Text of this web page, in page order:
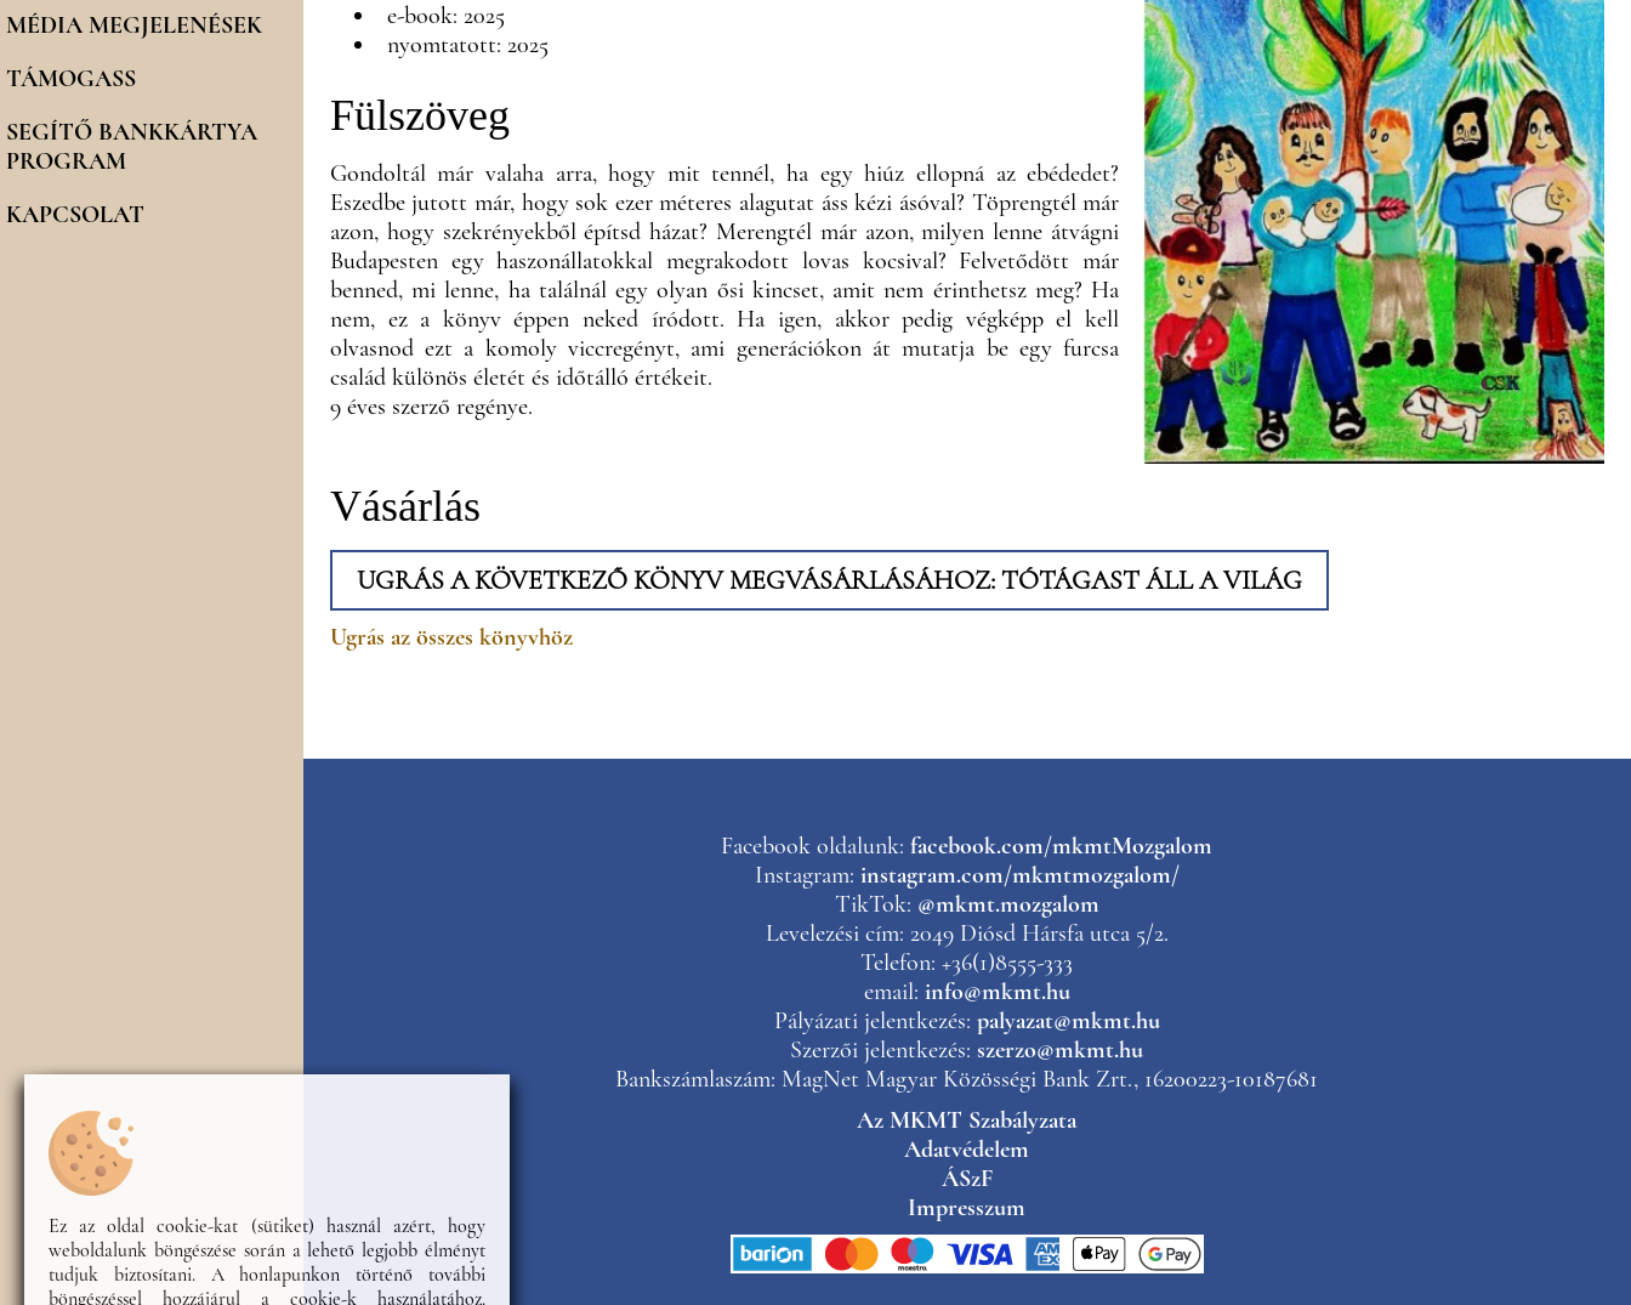
Ez az oldal cookie-kat (sütiket) használ azért, hogy
weboldalunk böngészése során a lehető legjobb élményt
tudjuk biztosítani. A honlapunkon történő további
böngészéssel hozzájárul a cookie-k használatához.
MÉDIA MEGJELENÉSEK
TÁMOGASS
SEGÍTŐ BANKKÁRTYA
PROGRAM
KAPCSOLAT
e-book: 2025
nyomtatott: 2025
Fülszöveg
Gondoltál már valaha arra, hogy mit tennél, ha egy hiúz ellopná az ebédedet?
Eszedbe jutott már, hogy sok ezer méteres alagutat áss kézi ásóval? Töprengtél már
azon, hogy szekrényekből építsd házat? Merengtél már azon, milyen lenne átvágni
Budapesten egy haszonállatokkal megrakodott lovas kocsival? Felvetődött már
benned, mi lenne, ha találnál egy olyan ősi kincset, amit nem érinthetsz meg? Ha
nem, ez a könyv éppen neked íródott. Ha igen, akkor pedig végképp el kell
olvasnod ezt a komoly viccregényt, ami generációkon át mutatja be egy furcsa
család különös életét és időtálló értékeit.
9 éves szerző regénye.
Vásárlás
UGRÁS A KÖVETKEZŐ KÖNYV MEGVÁSÁRLÁSÁHOZ: TÓTÁGAST ÁLL A VILÁG
Ugrás az összes könyvhöz
Facebook oldalunk:facebook.com/mkmtMozgalom
Instagram: instagram.com/mkmtmozgalom/
TikTok: @mkmt.mozgalom
Levelezési cím: 2049 Diósd Hársfa utca 5/2.
Telefon: +36(1)8555-333
email: info@mkmt.hu
Pályázati jelentkezés: palyazat@mkmt.hu
Szerzői jelentkezés:szerzo@mkmt.hu
Bankszámlaszám: MagNet Magyar Közösségi Bank Zrt., 16200223-10187681
Az MKMT Szabályzata
Adatvédelem
ÁSzF
Impresszum